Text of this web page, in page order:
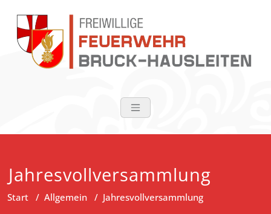
springen
FF Bruck-
Jahresvollversammlung
Start / Allgemein / Jahresvollversammlung